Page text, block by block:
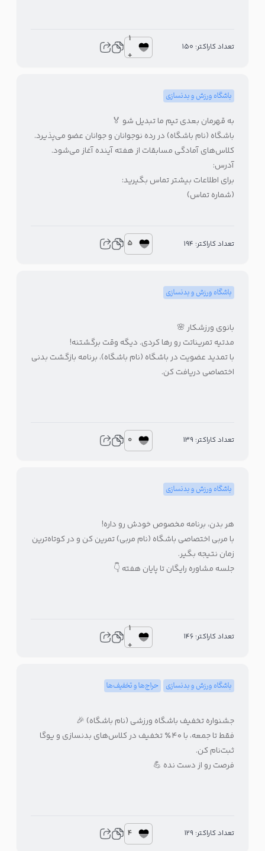
تعداد کاراکتر: 150
1
+
باشگاه ورزش و بدنسازی
به قهرمان بعدی تیم ما تبدیل شو 🏅
باشگاه (نام باشگاه) در رده نوجوانان و جوانان عضو می‌پذیرد.
کلاس‌های آمادگی مسابقات از هفته آینده آغاز می‌شود.
آدرس:
برای اطلاعات بیشتر تماس بگیرید:
(شماره تماس)
تعداد کاراکتر: 194 5
باشگاه ورزش و بدنسازی
بانوی ورزشکار 🌸
مدتیه تمریناتت رو رها کردی. دیگه وقت برگشتنه!
با تمدید عضویت در باشگاه (نام باشگاه)، برنامه بازگشت بدنی
اختصاصی دریافت کن.
تعداد کاراکتر: 139 0
باشگاه ورزش و بدنسازی
هر بدن، برنامه مخصوص خودش رو داره!
با مربی اختصاصی باشگاه (نام مربی) تمرین کن و در کوتاه‌ترین
زمان نتیجه بگیر.
جلسه مشاوره رایگان تا پایان هفته 👇
تعداد کاراکتر: 146
1
+
باشگاه ورزش و بدنسازی حراج‌ها و تخفیف‌ها
جشنواره تخفیف باشگاه ورزشی (نام باشگاه) 🎉
فقط تا جمعه، با ۴۰٪ تخفیف در کلاس‌های بدنسازی و یوگا
ثبت‌نام کن.
فرصت رو از دست نده 💪
تعداد کاراکتر: 129 4